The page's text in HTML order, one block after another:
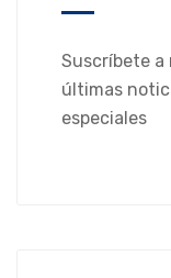
Suscríbete a
últimas
especiales